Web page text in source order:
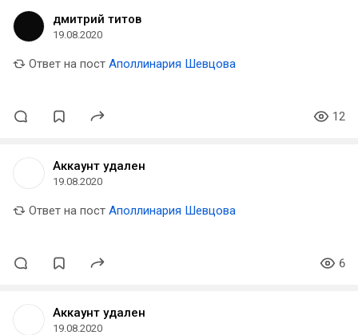
дмитрий титов
19.08.2020
Ответ на пост Аполлинария Шевцова
12
Аккаунт удален
19.08.2020
Ответ на пост Аполлинария Шевцова
6
Аккаунт удален
19.08.2020